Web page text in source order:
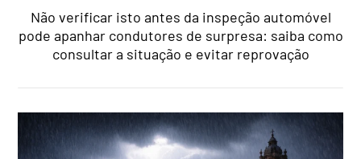
Não verificar isto antes da inspeção automóvel
pode apanhar condutores de surpresa: saiba como
consultar a situação e evitar reprovação